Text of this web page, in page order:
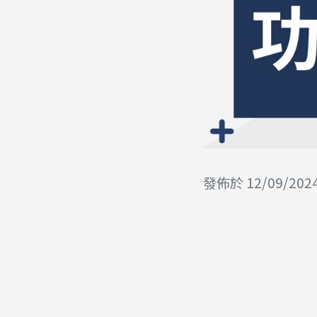
發佈於 12/09/